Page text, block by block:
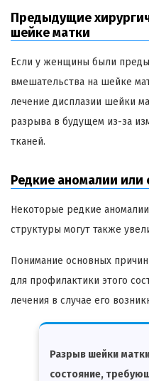
Предыдущие
шейке матки
Если у женщины были
вмешательства на шейке
лечение дисплазии шейки
разрыва в будущем из-за
тканей.
Редкие аномалии или
Некоторые редкие
структуры могут также
Понимание основных
для профилактики этого
лечения в случае его
Разрыв шейки
состояние,